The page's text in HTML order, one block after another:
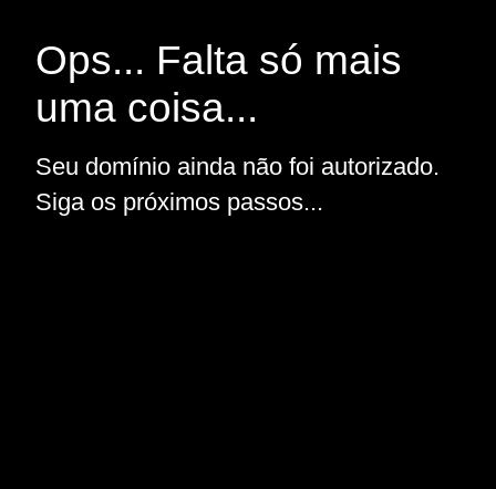
Ops... Falta só mais
uma coisa...
Seu domínio ainda não foi autorizado.
Siga os próximos passos...